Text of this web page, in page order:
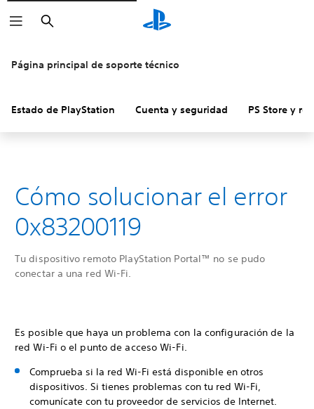
Buscar
Página principal de soporte técnico
Estado de PlayStation Cuenta y seguridad PS Store y
Cómo solucionar el error
0x83200119
Tu dispositivo remoto PlayStation Portal™ no se pudo
conectar a una red Wi-Fi.
Es posible que haya un problema con la configuración de la
red Wi-Fi o el punto de acceso Wi-Fi.
Comprueba si la red Wi-Fi está disponible en otros
dispositivos. Si tienes problemas con tu red Wi-Fi,
comunícate con tu proveedor de servicios de Internet.